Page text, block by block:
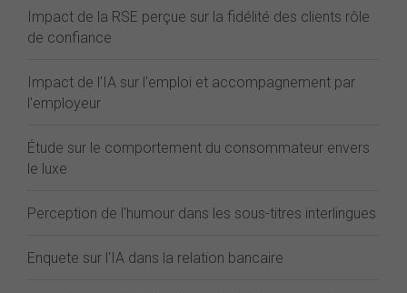
Impact de la RSE perçue sur la fidélité des clients rôle
de confiance
Impact de l'IA sur l'emploi et accompagnement par
l'employeur
Étude sur le comportement du consommateur envers
le luxe
Perception de l'humour dans les sous-titres interlingues
Enquete sur l'IA dans la relation bancaire